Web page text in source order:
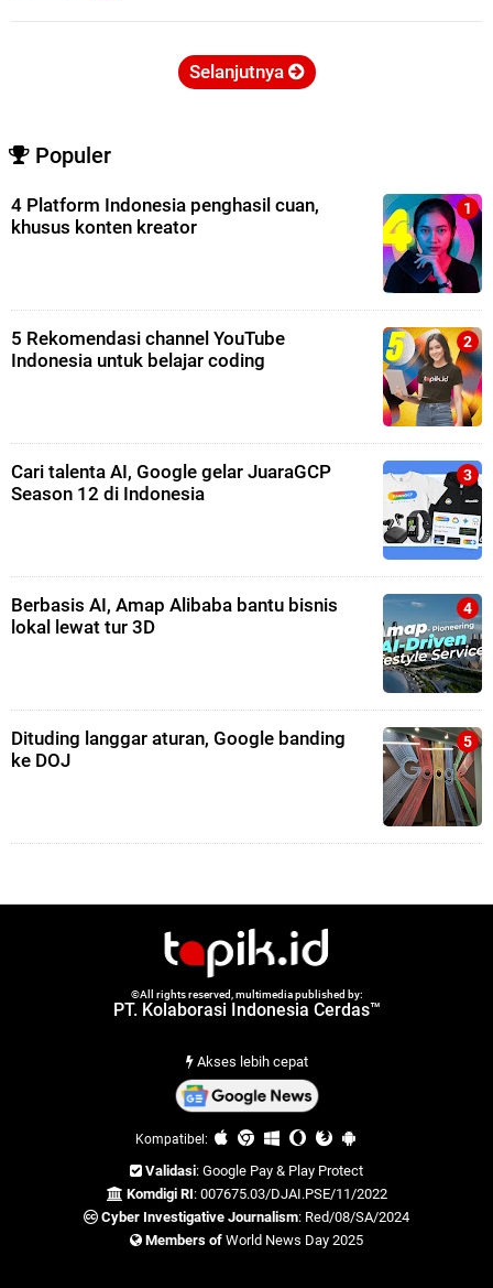
Selanjutnya
Populer
4 Platform Indonesia penghasil cuan,
khusus konten kreator
5 Rekomendasi channel YouTube
Indonesia untuk belajar coding
Cari talenta AI, Google gelar JuaraGCP
Season 12 di Indonesia
Berbasis AI, Amap Alibaba bantu bisnis
lokal lewat tur 3D
Dituding langgar aturan, Google banding
ke DOJ
©All rights reserved, multimedia published by:
PT. Kolaborasi Indonesia Cerdas™
Akses lebih cepat
Kompatibel:
Validasi: Google Pay & Play Protect
Komdigi RI: 007675.03/DJAI.PSE/11/2022
Cyber Investigative Journalism: Red/08/SA/2024
Members of World News Day 2025